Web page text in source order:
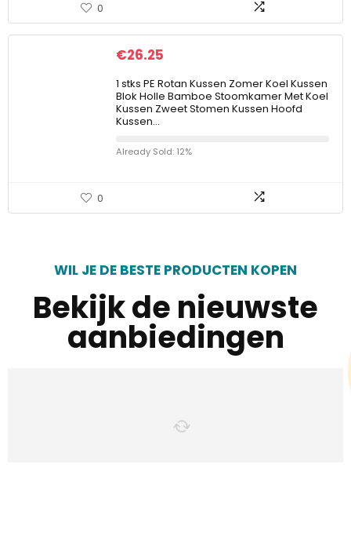
0
€26.25
1 stks PE Rotan Kussen Zomer Koel Kussen
Blok Holle Bamboe Stoomkamer Met Koel
Kussen Zweet Stomen Kussen Hoofd
Kussen…
Already Sold: 12%
0
WIL JE DE BESTE PRODUCTEN KOPEN
Bekijk de nieuwste
aanbiedingen